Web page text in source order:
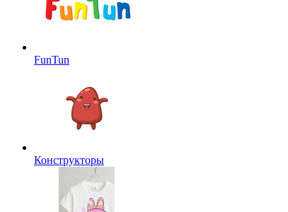
FunTun
Конструкторы